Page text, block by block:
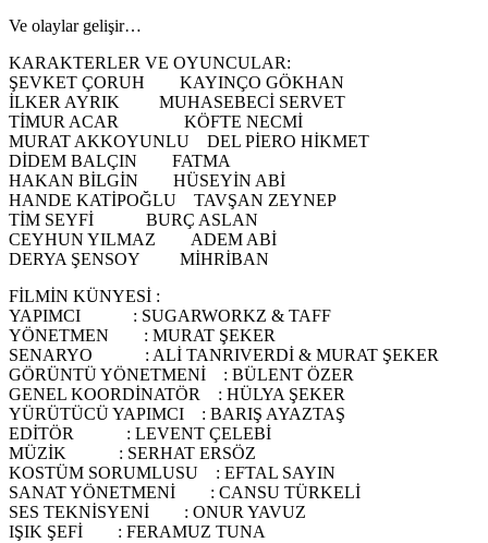
Ve olaylar gelişir…
KARAKTERLER VE OYUNCULAR:
ŞEVKET ÇORUH KAYINÇO GÖKHAN
İLKER AYRIK MUHASEBECİ SERVET
TİMUR ACAR KÖFTE NECMİ
MURAT AKKOYUNLU DEL PİERO HİKMET
DİDEM BALÇIN FATMA
HAKAN BİLGİN HÜSEYİN ABİ
HANDE KATİPOĞLU TAVŞAN ZEYNEP
TİM SEYFİ BURÇ ASLAN
CEYHUN YILMAZ ADEM ABİ
DERYA ŞENSOY MİHRİBAN
FİLMİN KÜNYESİ :
YAPIMCI : SUGARWORKZ & TAFF
YÖNETMEN : MURAT ŞEKER
SENARYO : ALİ TANRIVERDİ & MURAT ŞEKER
GÖRÜNTÜ YÖNETMENİ : BÜLENT ÖZER
GENEL KOORDİNATÖR : HÜLYA ŞEKER
YÜRÜTÜCÜ YAPIMCI : BARIŞ AYAZTAŞ
EDİTÖR : LEVENT ÇELEBİ
MÜZİK : SERHAT ERSÖZ
KOSTÜM SORUMLUSU : EFTAL SAYIN
SANAT YÖNETMENİ : CANSU TÜRKELİ
SES TEKNİSYENİ : ONUR YAVUZ
IŞIK ŞEFİ : FERAMUZ TUNA